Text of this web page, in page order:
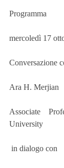
Programma
mercoledì 17
Conversazione
Ara H. Merjian
Associate
University
in dialogo con